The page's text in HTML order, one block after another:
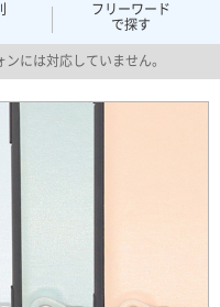
フリーワード
で探す
には対応していません。